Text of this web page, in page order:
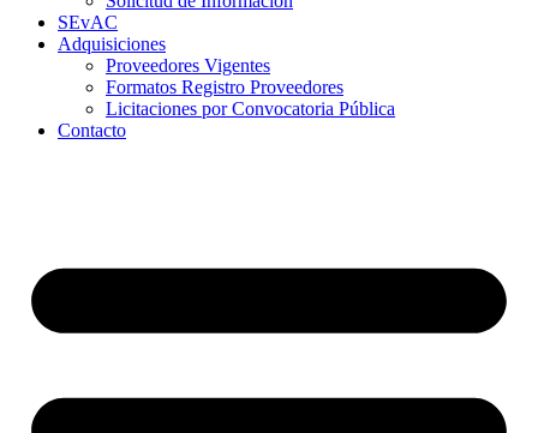
SEvAC
Adquisiciones
Proveedores Vigentes
Formatos Registro Proveedores
Licitaciones por Convocatoria Pública
Contacto